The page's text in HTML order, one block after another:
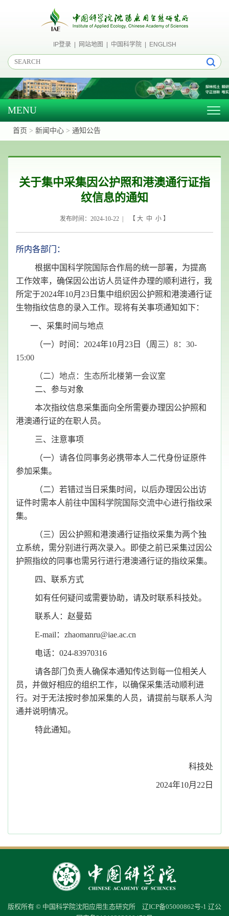
IP登录| 网站地图 中国科学院| ENGLISH
MENU
首页 > 新闻中心 > 通知公告
关于集中采集因公护照和港澳通行证指
纹信息的通知
发布时间：2024-10-22 | 【 大 中 小 】
所内各部门：
根据中国科学院国际合作局的统一部署，为提高
工作效率，确保因公出访人员证件办理的顺利进行，我
所定于2024年10月23日集中组织因公护照和港澳通行证
生物指纹信息的录入工作。现将有关事项通知如下：
一、采集时间与地点
（一）时间：2024年10月23日（周三） 8：30-
15:00
（二）地点：生态所北楼第一会议室
二、参与对象
本次指纹信息采集面向全所需要办理因公护照和
港澳通行证的在职人员。
三、注意事项
（一）请各位同事务必携带本人二代身份证原件
参加采集。
（二）若错过当日采集时间，以后办理因公出访
证件时需本人前往中国科学院国际交流中心进行指纹采
集。
（三）因公护照和港澳通行证指纹采集为两个独
立系统，需分别进行两次录入。即使之前已采集过因公
护照指纹的同事也需另行进行港澳通行证的指纹采集。
四、联系方式
如有任何疑问或需要协助，请及时联系科技处。
联系人：赵曼茹
E-mail：zhaomanru@iae.ac.cn
电话：024-83970316
请各部门负责人确保本通知传达到每一位相关人
员，并做好相应的组织工作，以确保采集活动顺利进
行。对于无法按时参加采集的人员，请提前与联系人沟
通并说明情况。
特此通知。
科技处
2024年10月22日
版权所有 © 中国科学院沈阳应用生态研究所 辽ICP备05000862号-1 辽公